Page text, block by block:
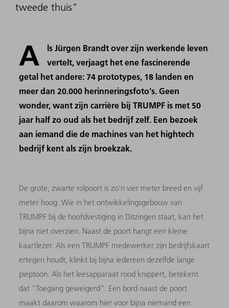
tweede thuis"
A
ls Jürgen Brandt over zijn werkende leven
vertelt, verjaagt het ene fascinerende
getal het andere: 74 prototypes, 18 landen en
meer dan 20.000 herinneringsfoto's. Geen
wonder, want zijn carrière bij TRUMPF is met 50
jaar half zo oud als het bedrijf zelf. Een bezoek
aan iemand die de machines van het hightech
bedrijf kent als zijn broekzak.
De grote, zwarte rolpoort is zo'n vier meter breed en vijf
meter hoog. Wie in het ontwikkelingsgebouw van
TRUMPF bij de hoofdvestiging in Ditzingen staat, kan het
bijna niet overzien. Naast de poort hangt een kleine
kaartlezer. Als een TRUMPF medewerker zijn bedrijfskaart
ertegen houdt, klinkt bij bijna iedereen dezelfde lange
pieptoon. Als het leesapparaat rood knippert, betekent
dat "Toegang geweigerd". Een bord naast de poort
maakt daarom waarom hier voor bijna niemand een